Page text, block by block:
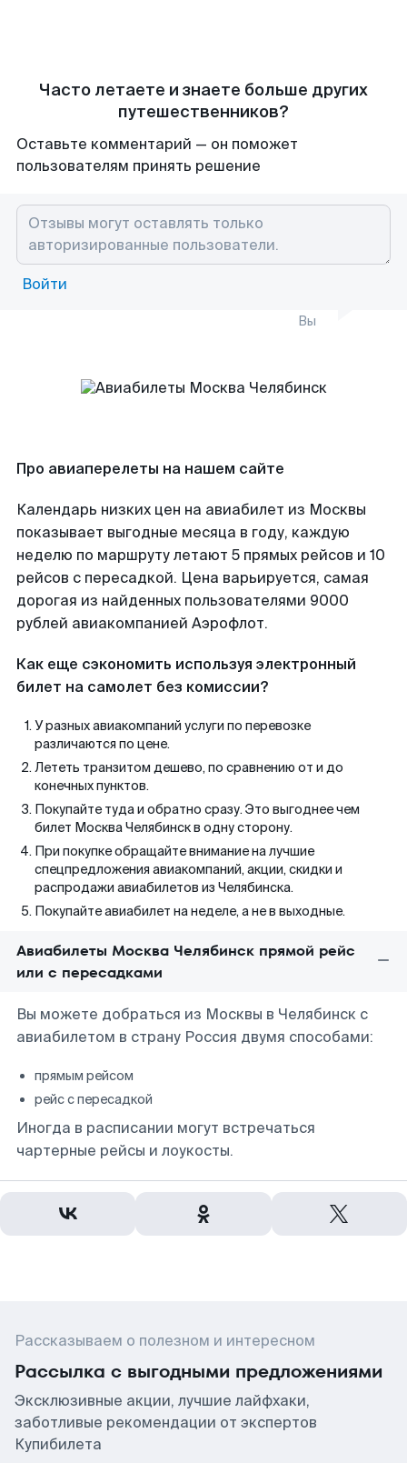
Часто летаете и знаете больше других
путешественников?
Оставьте комментарий — он поможет
пользователям принять решение
Войти
Вы
Про авиаперелеты на нашем сайте
Календарь низких цен на авиабилет из Москвы
показывает выгодные месяца в году, каждую
неделю по маршруту летают 5 прямых рейсов и 10
рейсов с пересадкой. Цена варьируется, самая
дорогая из найденных пользователями 9000
рублей авиакомпанией Аэрофлот.
Как еще сэкономить используя электронный
билет на самолет без комиссии?
У разных авиакомпаний услуги по перевозке
различаются по цене.
Лететь транзитом дешево, по сравнению от и до
конечных пунктов.
Покупайте туда и обратно сразу. Это выгоднее чем
билет Москва Челябинск в одну сторону.
При покупке обращайте внимание на лучшие
спецпредложения авиакомпаний, акции, скидки и
распродажи авиабилетов из Челябинска.
Покупайте авиабилет на неделе, а не в выходные.
Авиабилеты Москва Челябинск прямой рейс
или с пересадками
Вы можете добраться из Москвы в Челябинск с
авиабилетом в страну Россия двумя способами:
прямым рейсом
рейс с пересадкой
Иногда в расписании могут встречаться
чартерные рейсы и лоукосты.
Рассказываем о полезном и интересном
Рассылка с выгодными предложениями
Эксклюзивные акции, лучшие лайфхаки,
заботливые рекомендации от экспертов
Купибилета